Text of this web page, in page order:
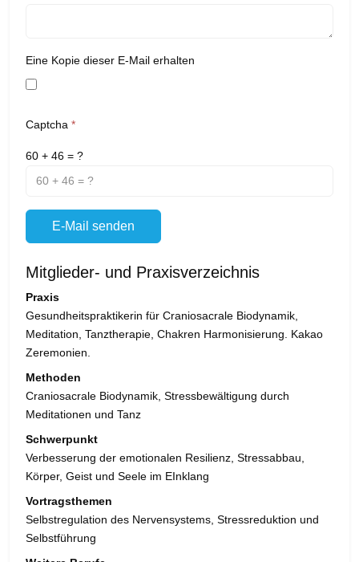
Eine Kopie dieser E-Mail erhalten
Captcha *
60 + 46 = ?
E-Mail senden
Mitglieder- und Praxisverzeichnis
Praxis
Gesundheitspraktikerin für Craniosacrale Biodynamik,
Meditation, Tanztherapie, Chakren Harmonisierung. Kakao
Zeremonien.
Methoden
Craniosacrale Biodynamik, Stressbewältigung durch
Meditationen und Tanz
Schwerpunkt
Verbesserung der emotionalen Resilienz, Stressabbau,
Körper, Geist und Seele im EInklang
Vortragsthemen
Selbstregulation des Nervensystems, Stressreduktion und
Selbstführung